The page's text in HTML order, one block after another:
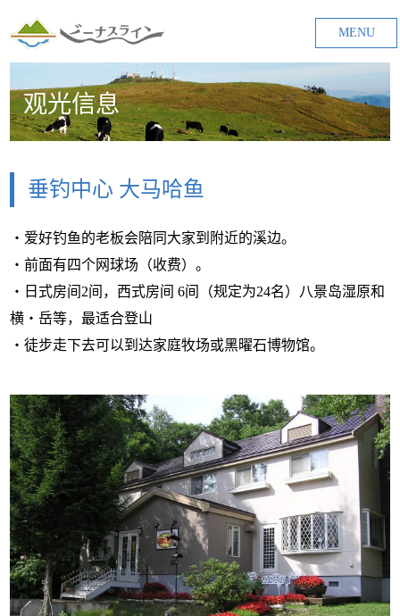
MENU
观光信息
垂钓中心 大马哈鱼
・爱好钓鱼的老板会陪同大家到附近的溪边。
・前面有四个网球场（收费）。
・日式房间2间，西式房间 6间（规定为24名）八景岛湿原和
横・岳等，最适合登山
・徒步走下去可以到达家庭牧场或黑曜石博物馆。